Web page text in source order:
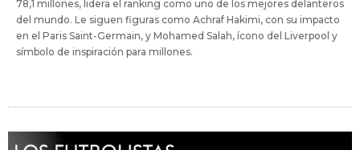
78,1 millones, lidera el ranking como uno de los mejores delanteros
del mundo. Le siguen figuras como Achraf Hakimi, con su impacto
en el Paris Saint-Germain, y Mohamed Salah, ícono del Liverpool y
símbolo de inspiración para millones.